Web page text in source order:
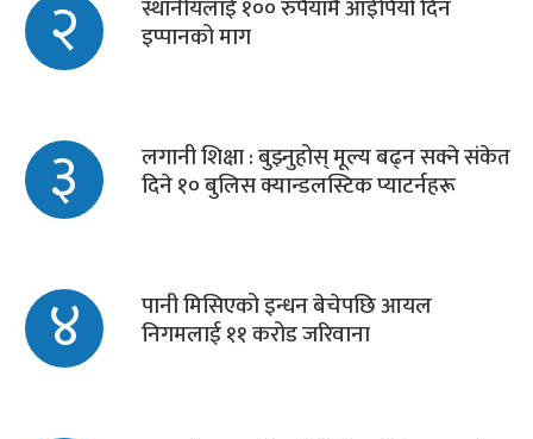
२ स्थानीयलाई १०० रुपैयाँमै आईपियो दिन
इप्पानको माग
३ लगानी शिक्षा : बुझ्नुहोस् मूल्य बढ्न सक्ने संकेत
दिने १० बुलिस क्यान्डलस्टिक प्याटर्नहरू
४ पानी मिसिएको इन्धन बेचेपछि आयल
निगमलाई ११ करोड जरिवाना